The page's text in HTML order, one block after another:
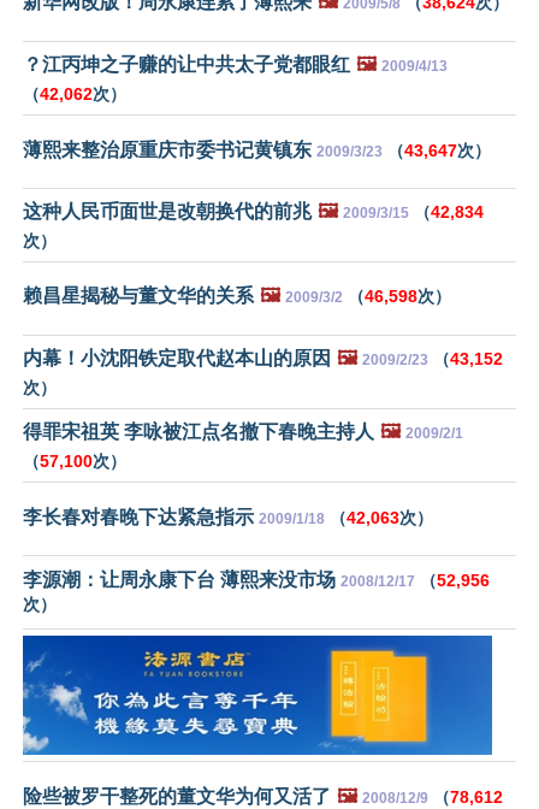
2009/5/8
？江丙坤之子赚的让中共太子党都眼红 🖼️ 2009/4/13
（42,062次）
薄熙来整治原重庆市委书记黄镇东 2009/3/23 （43,647次）
这种人民币面世是改朝换代的前兆 🖼️ 2009/3/15 （42,834
次）
赖昌星揭秘与董文华的关系 🖼️ 2009/3/2 （46,598次）
内幕！小沈阳铁定取代赵本山的原因 🖼️ 2009/2/23 （43,152
次）
得罪宋祖英 李咏被江点名撤下春晚主持人 🖼️ 2009/2/1
（57,100次）
李长春对春晚下达紧急指示 2009/1/18 （42,063次）
李源潮：让周永康下台 薄熙来没市场 2008/12/17 （52,956
次）
险些被罗干整死的董文华为何又活了 🖼️ 2008/12/9 （78,612